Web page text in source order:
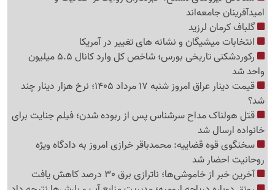
امیدآفرینان جامعه‌اند
گلباف کرمان لرزید
انتخابات میشیگان و نشانه های تغییر در آمریکا
رکوردشکنی تاریخی بورس؛ شاخص کل وارد کانال 5.5 میلیون
واحد شد
قیمت دینار عراق امروز شنبه 17 مرداد 1405؛ نرخ هزار دینار چند
شد؟
قتل هولناک مداح سرشناس پس از ربوده شدن؛ فیلم جنایت برای
خانواده ارسال شد
سخنگوی قوه قضاییه: محمدباقر خرازی امروز به دادگاه ویژه
روحانیت احضار شد
آخرین خبر از خاموشی‌ها؛ ناترازی برق 30 درصد کاهش یافت